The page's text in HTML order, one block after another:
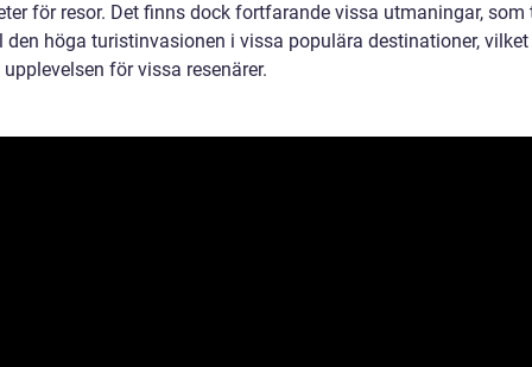
för resor. Det finns dock fortfarande vissa utmaningar, som
den höga turistinvasionen i vissa populära destinationer,
för vissa resenärer.